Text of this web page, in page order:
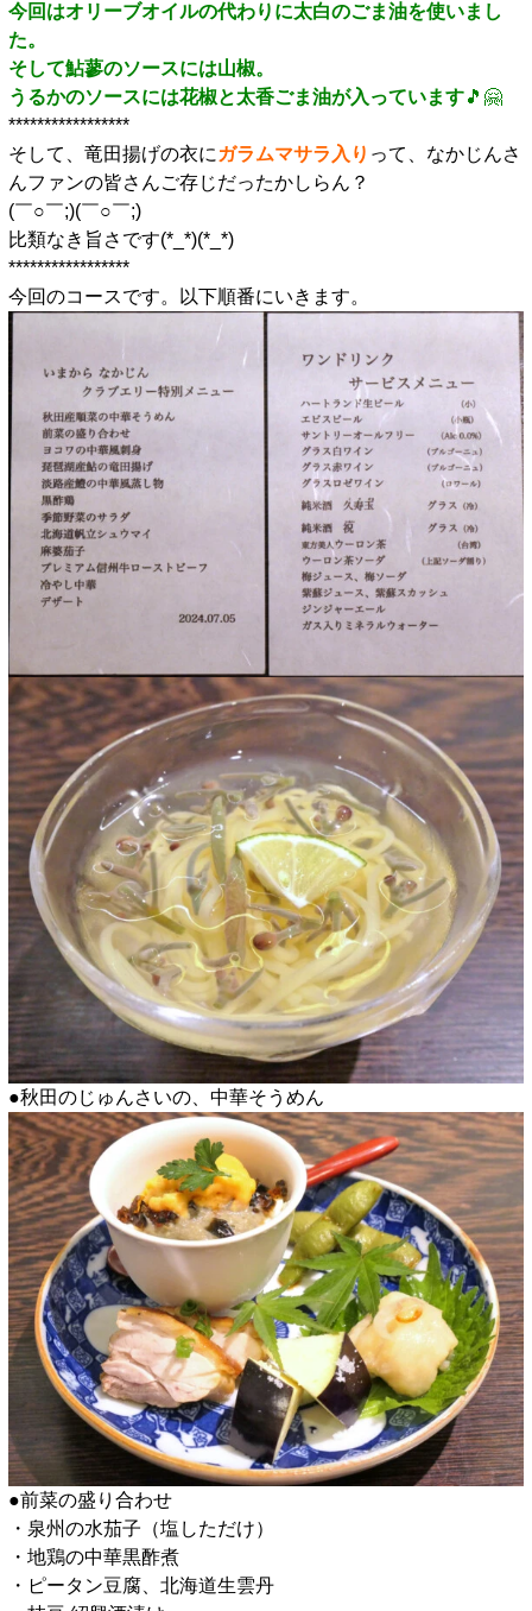
今回はオリーブオイルの代わりに太白のごま油を使いまし
た。
そして鮎蓼のソースには山椒。
うるかのソースには花椒と太香ごま油が入っています🎵🤗
*****************
そして、竜田揚げの衣に ガラムマサラ入り って、なかじんさ
んファンの皆さんご存じだったかしらん？
(￣○￣;)(￣○￣;)
比類なき旨さです(*_*)(*_*)
*****************
今回のコースです。以下順番にいきます。
●秋田のじゅんさいの、中華そうめん
●前菜の盛り合わせ
・泉州の水茄子（塩しただけ）
・地鶏の中華黒酢煮
・ピータン豆腐、北海道生雲丹